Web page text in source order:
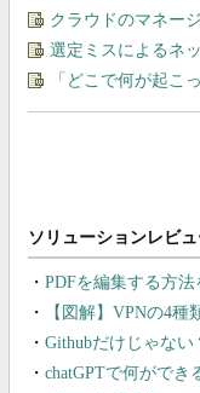
クラウドのマネー
選定ミスによるネ
「どこで何が起
PDFを編集する方
【図解】VPNの4
Githubだけじゃな
chatGPTで何がで